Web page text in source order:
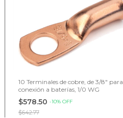
10 Terminales de cobre, de 3/8" para
conexión a baterías, 1/0 WG
$578.50 -10% OFF
$642.77